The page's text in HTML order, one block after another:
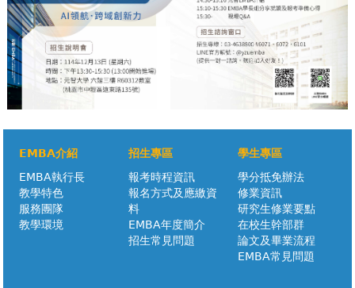
EMBA介紹
EMBA執行長
教學特色
服務團隊
教學環境
招生專區
報考時程資訊
報名方式及應繳資
料
EMBA年度簡介
招生常見問題
學生專區
學分抵免辦法
修業資訊
研究生修業要點
在校生幹部群
論文及畢業流程
EMBA常見問題